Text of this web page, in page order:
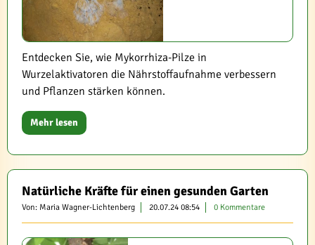
Entdecken Sie, wie Mykorrhiza-Pilze in
Wurzelaktivatoren die Nährstoffaufnahme verbessern
und Pflanzen stärken können.
Mehr lesen
Natürliche Kräfte für einen gesunden Garten
Von: Maria Wagner-Lichtenberg 20.07.24 08:54 0 Kommentare